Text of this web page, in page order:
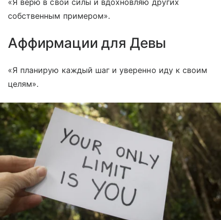
«Я верю в свои силы и вдохновляю других
собственным примером».
Аффирмации для Девы
«Я планирую каждый шаг и уверенно иду к своим
целям».